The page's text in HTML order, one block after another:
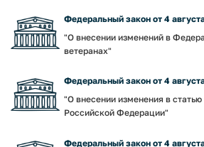
Федеральный закон от 4
"О внесении изменений в
ветеранах"
Федеральный закон от 4
"О внесении изменения в
Российской Федерации"
Федеральный закон от 4